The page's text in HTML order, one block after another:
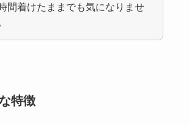
間着けたままでも気になりませ
特徴